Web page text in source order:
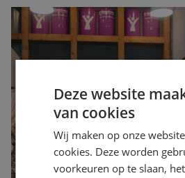
Deze website
van cookies
Wij maken op onze
cookies. Deze worden
voorkeuren op te slaan,